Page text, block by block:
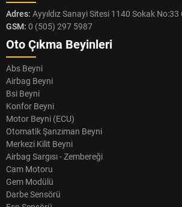
Adres: Ayyıldız Sanayi Sitesi 1140 Sokak
GSM: 0 (505) 297 5987
Oto Çıkma Beyinleri
Abs Beyni
Airbag Beyni
Bsi Beyni
Konfor Beyni
Motor Beyni (ECU)
Otomatik Şanzıman Beyni
Merkezi Kilit Beyni
Airbag Sargısı - Zembereği
Cam Motoru
Gem Modülü
Darbe Sensörü